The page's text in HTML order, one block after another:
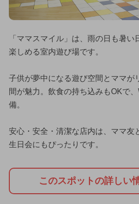
「ママスマイル」は、雨の日も暑い
楽しめる室内遊び場です。
子供が夢中になる遊び空間とママが
間が魅力。飲食の持ち込みもOKで
備。
安心・安全・清潔な店内は、ママ友
生日会にもぴったりです。
このスポットの詳しい